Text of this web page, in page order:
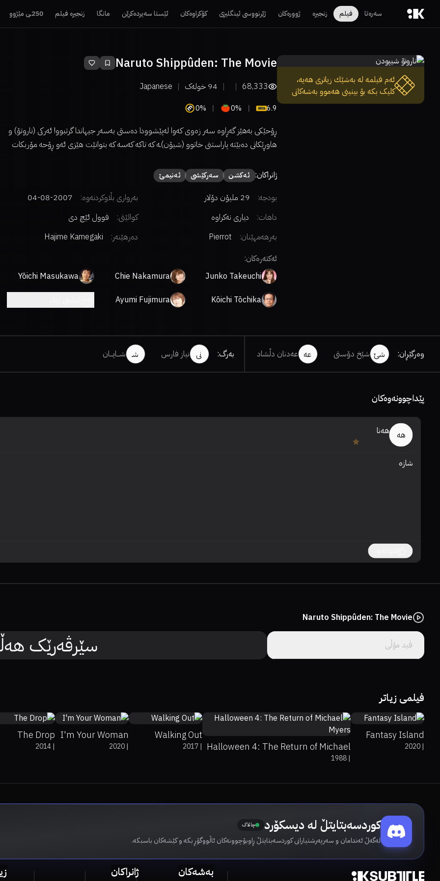
سەرەتا فیلم زنجیرە ژوورەکان ژێرنووسی ئینگلیزی کۆکراوەکان ئێستا سەیردەکرێن مانگا زنجیرە فیلم 250ـی مێژوو
ئەم فیلمە لە بەشێك زیاتری هەیە،
کلیک بکە بۆ بینینی هەموو بەشەکانی
Naruto Shippûden: The Movie
68,333
94 خولەک Japanese
6.9
0%
0%
ڕۆحێکی بەهێز گەڕاوە سەر زەوی کەوا لەپێشوودا دەستی بەسەر جیهاندا گرتبوو! ئەرکی (ناروتۆ) و
هاوڕێکانی دەبێتە پاراستنی خاتوو (شیۆن)ـە کە تاکە کەسە کە بتوانێت هێزی ئەو ڕۆحە مۆربکات
ژانراکان: ئەكشن سەركێشی ئەنیمێ
بودجە: 29 ملیۆن دۆلار بەرواری بڵاوکردنەوە:
2007-08-04
داهات:
دیاری نەکراوە کوالێتی:
فوول ئێچ دی
بەرهەمهێنان:
Pierrot دەرهێنەر:
Hajime Kamegaki
ئەکتەرەکان:
Junko Takeuchi
Chie Nakamura
Yōichi Masukawa
Kōichi Tōchika
Ayumi Fujimura
وەرگێڕان: شێ شێخ دۆستی عە عەدنان دڵشاد بەرگ: نی نیاز فارس شـ شـــایـــان
پێداچوونەوەکان
هە هەنا
شازە
Naruto Shippûden: The Movie
ڤید مۆڵى سێرڤەرێک
فیلمی زیاتر
Fantasy Island
|
2020
Halloween 4: The Return of Michael
Myers|
1988
Walking Out
|
2017
I'm Your Woman
|
2020
The Drop
|
2014
کوردسەبتایتڵ لە دیسکۆرد چالاک
لەگەڵ ئەندامان و سەرپەرشتیارانی کوردسەبتایتڵ ڕاوبۆچوونەکان ئاڵووگۆڕ بکە و کێشەکان باسبکە.
بەشەکان ژانراکان